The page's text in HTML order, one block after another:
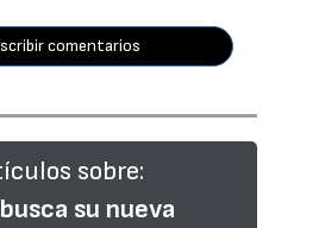
comentarios
sobre:
su nueva